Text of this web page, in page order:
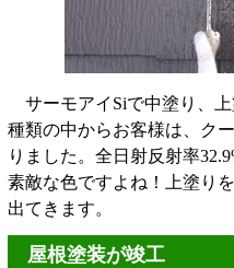
サーモアイSiで中塗り、
種類の中からお客様は、ク
りました。全日射反射率
素敵な色ですよね！上塗り
出てきます。
屋根塗装が竣工